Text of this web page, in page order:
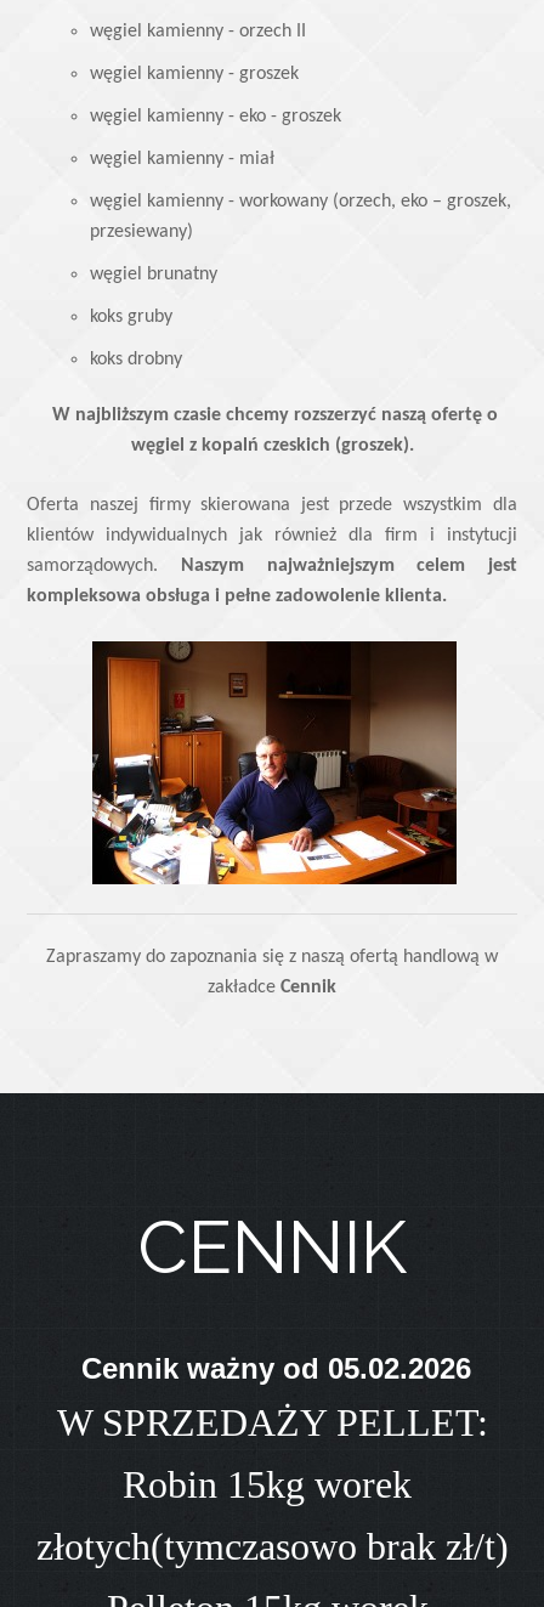
węgiel kamienny - orzech II
węgiel kamienny - groszek
węgiel kamienny - eko - groszek
węgiel kamienny - miał
węgiel kamienny - workowany (orzech, eko – groszek,
przesiewany)
węgiel brunatny
koks gruby
koks drobny
W najbliższym czasie chcemy rozszerzyć naszą ofertę o
węgiel z kopalń czeskich (groszek).
Oferta naszej firmy skierowana jest przede wszystkim dla
klientów indywidualnych jak również dla firm i instytucji
samorządowych.
Naszym najważniejszym celem jest
kompleksowa obsługa i pełne zadowolenie klienta.
Zapraszamy do zapoznania się z naszą ofertą handlową w
zakładce Cennik
CENNIK
Cennik ważny od 05.02.2026
W SPRZEDAŻY PELLET:
Robin 15kg worek
złotych(tymczasowo brak zł/t)